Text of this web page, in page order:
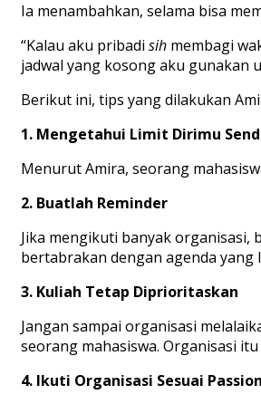
Ia menambahkan, selama bisa
“Kalau aku pribadi sih membagi
jadwal yang kosong aku gunakan
Berikut ini, tips yang dilakukan
1. Mengetahui Limit Dirimu
Menurut Amira, seorang
2. Buatlah Reminder
Jika mengikuti banyak
bertabrakan dengan agenda yang
3. Kuliah Tetap Diprioritaskan
Jangan sampai organisasi
seorang mahasiswa. Organisasi
4. Ikuti Organisasi Sesuai Passion